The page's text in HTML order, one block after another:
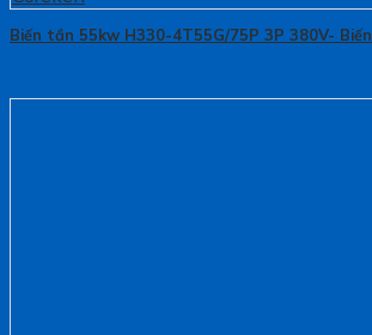
Biến tần 55kw H330-4T55G/75P 3P 380V-